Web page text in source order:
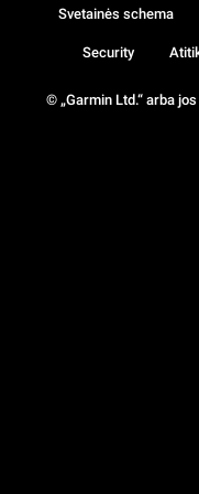
© „Garmin Ltd.“ arba
Svetainės schema
Security